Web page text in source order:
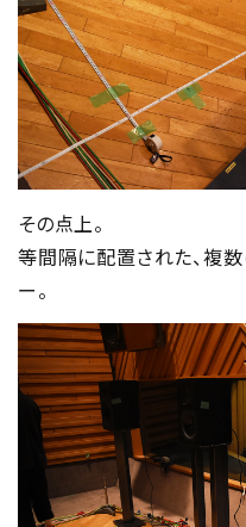
その点上。
等間隔に配置された、複
ー。